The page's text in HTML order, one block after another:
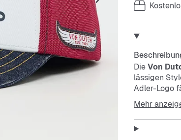
DieVon
lässigen
Adler-Logo
dich bei
Features:
Mehr